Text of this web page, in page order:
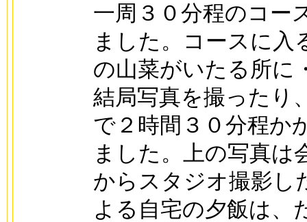
一周３０分程のコー
ました。コースに入
の山菜がいたる所に
結局写真を撮ったり
で２時間３０分程か
ました。上の写真は
からスタジオ撮影し
よる自宅の夕飯は、